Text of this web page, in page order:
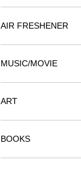
AIR FRESHENER
MUSIC/MOVIE
ART
BOOKS